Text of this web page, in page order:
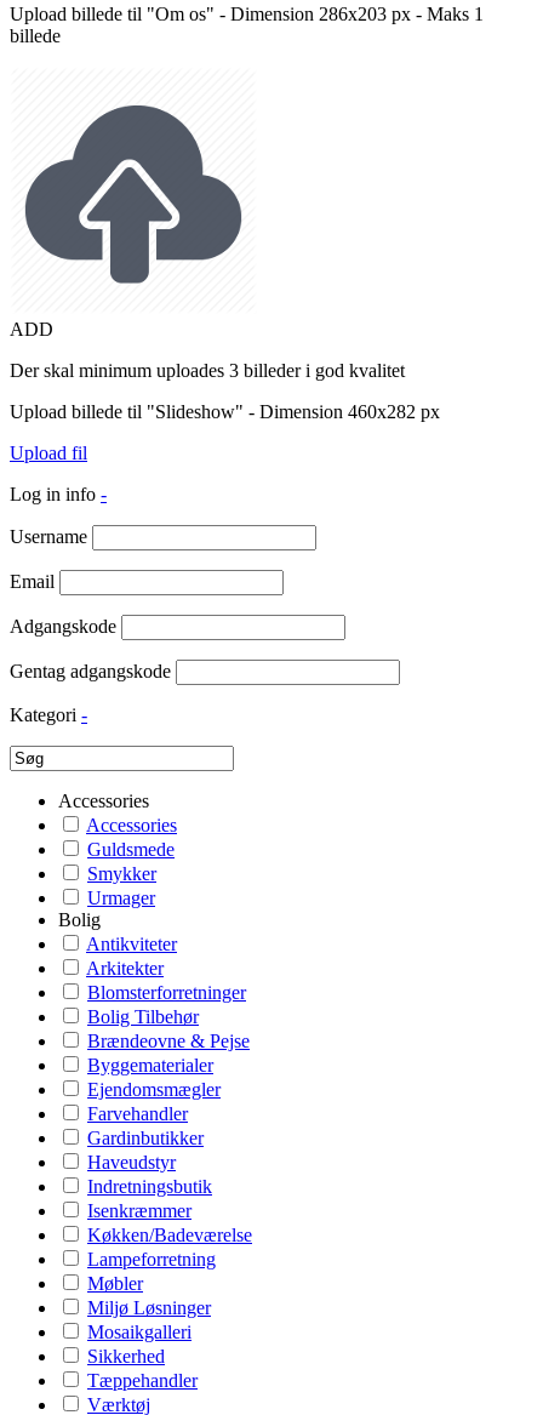
Upload billede til "Om os" - Dimension 286x203 px - Maks 1
billede
ADD
Der skal minimum uploades 3 billeder i god kvalitet
Upload billede til "Slideshow" - Dimension 460x282 px
Upload fil
Log in info -
Username
Email
Adgangskode
Gentag adgangskode
Kategori -
Accessories
Accessories
Guldsmede
Smykker
Urmager
Bolig
Antikviteter
Arkitekter
Blomsterforretninger
Bolig Tilbehør
Brændeovne & Pejse
Byggematerialer
Ejendomsmægler
Farvehandler
Gardinbutikker
Haveudstyr
Indretningsbutik
Isenkræmmer
Køkken/Badeværelse
Lampeforretning
Møbler
Miljø Løsninger
Mosaikgalleri
Sikkerhed
Tæppehandler
Værktøj